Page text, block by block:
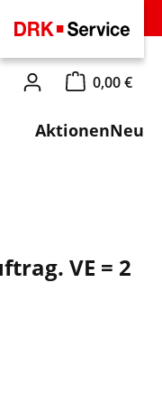
hast 0 Produkte auf
0,00 €
Warenkorb
AktionenNeu
VE = 2